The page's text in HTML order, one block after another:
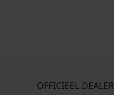
OFFICIEEL DEALER